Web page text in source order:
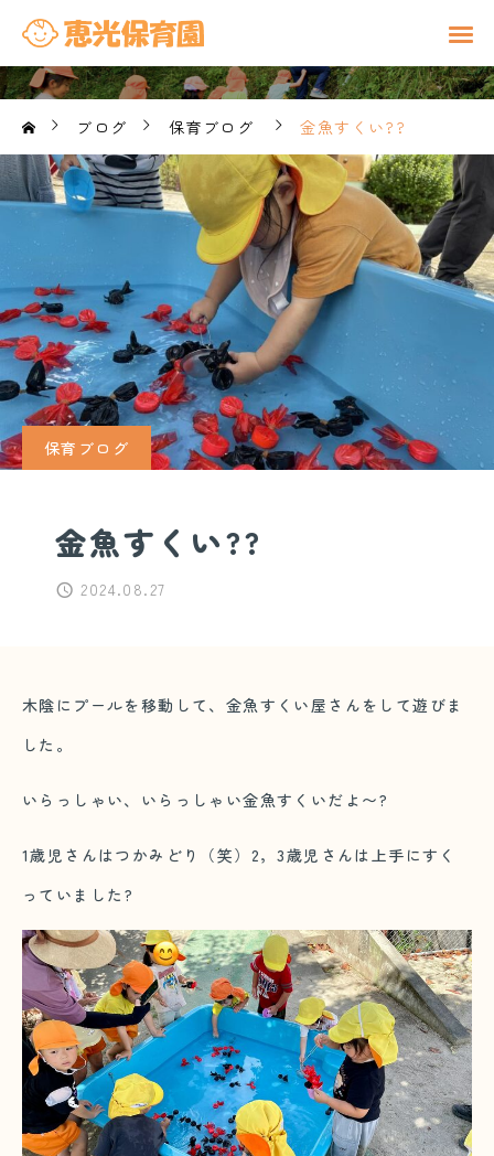
ブログ 保育ブログ 金魚すくい??
保育ブログ
金魚すくい??
2024.08.27
木陰にプールを移動して、金魚すくい屋さんをして遊びま
した。
いらっしゃい、いらっしゃい金魚すくいだよ〜?
1歳児さんはつかみどり（笑）2，3歳児さんは上手にすく
っていました?